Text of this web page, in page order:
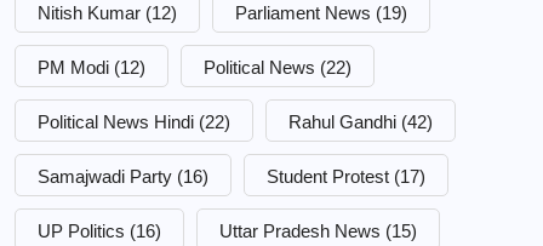
Nitish Kumar (12) Parliament News (19)
PM Modi (12) Political News (22)
Political News Hindi (22) Rahul Gandhi (42)
Samajwadi Party (16) Student Protest (17)
UP Politics (16) Uttar Pradesh News (15)